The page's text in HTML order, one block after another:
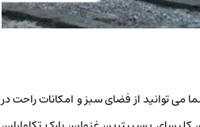
می توانید از فضای سبز و امکانات راحت در